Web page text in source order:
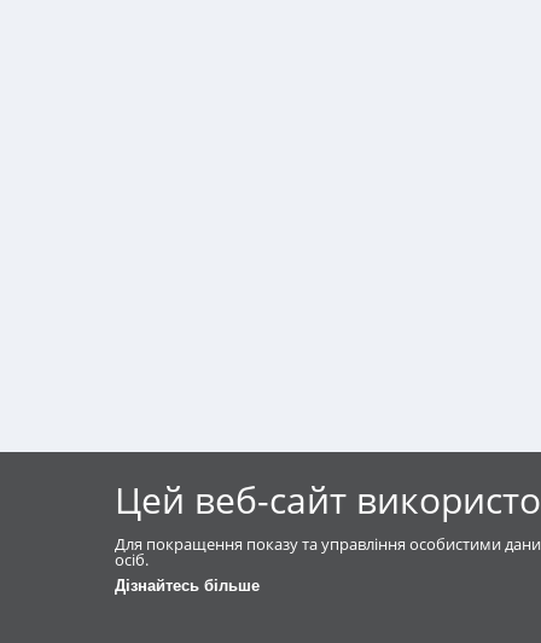
Цей веб-сайт
Для покращення показу та управління особистими
осіб.
Дізнайтесь більше